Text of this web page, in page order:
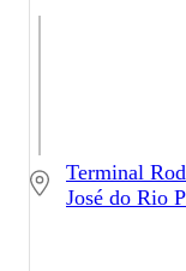
Terminal
José do Rio